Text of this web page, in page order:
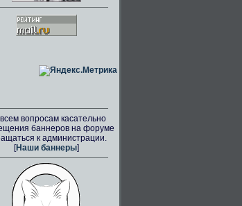
вопросам касательно
баннеров на форуме
к администрации.
[Наши баннеры]